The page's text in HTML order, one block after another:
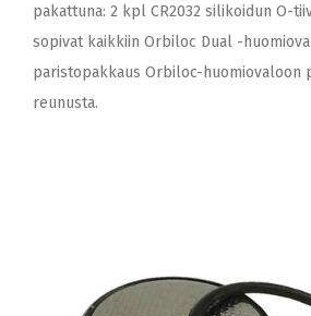
pakattuna: 2 kpl CR2032 silikoidun O-
sopivat kaikkiin Orbiloc Dual -
paristopakkaus Orbiloc-huomiovaloon
reunusta.